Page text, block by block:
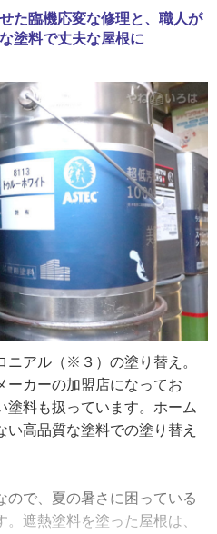
ているうちに塗装の仕事が手
塗装店をやってみるのも面
んです」
接客も現場仕事も長澤さんが
ることに目が届くので安心な
むことも多いそう。いずれは
まにとって今以上に最善が尽
いと、長澤さんは力強く語
状のウレタン樹脂を重ね塗
成する防水工事
の一種。防水用のプラスチ
、近年よく使われている。塗
た臨機応変な修理と、職人が
塗料で丈夫な屋根に
ニアル（※３）の塗り替え。
ーカーの加盟店になってお
塗料も扱っています。ホーム
高品質な塗料での塗り替え
ので、夏の暑さに困っている
遮熱塗料を塗った屋根は、